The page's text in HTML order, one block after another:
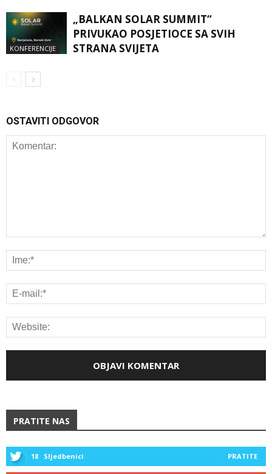
KONFERENCIJE
„BALKAN SOLAR SUMMIT“
PRIVUKAO POSJETIOCE SA SVIH
STRANA SVIJETA
OSTAVITI ODGOVOR
PRATITE NAS
18 Sljedbenici PRATITE